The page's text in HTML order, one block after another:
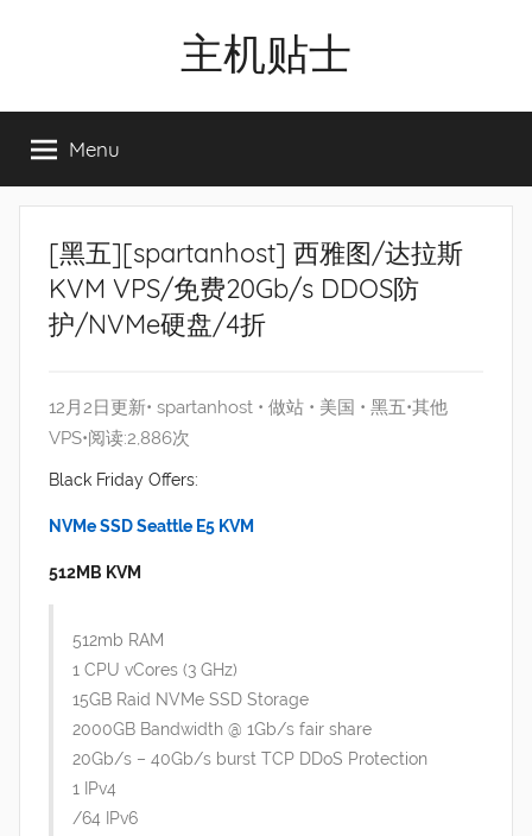
主机贴士
工|BandwagonHost
VPS|Vps|
主
Menu
[黑五][spartanhost] 西雅图/达拉斯
KVM VPS/免费20Gb/s DDOS防
护/NVMe硬盘/4折
12月2日更新• spartanhost • 做站 • 美国 • 黑五•其他
VPS•阅读:2,886次
Black Friday Offers:
NVMe SSD Seattle E5 KVM
512MB KVM
512mb RAM
1 CPU vCores (3 GHz)
15GB Raid NVMe SSD Storage
2000GB Bandwidth @ 1Gb/s fair share
20Gb/s – 40Gb/s burst TCP DDoS Protection
1 IPv4
/64 IPv6